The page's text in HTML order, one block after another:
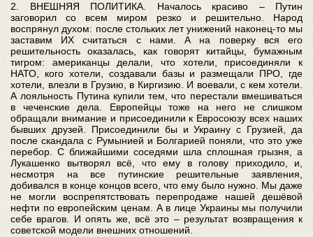
2. ВНЕШНЯЯ ПОЛИТИКА. Началось красиво – Путин
заговорил со всем миром резко и решительно. Народ
воспрянул духом: после стольких лет унижений наконец-то мы
заставим ИХ считаться с нами. А на поверку вся его
решительность оказалась, как говорят китайцы, бумажным
тигром: американцы делали, что хотели, присоединяли к
НАТО, кого хотели, создавали базы и размещали ПРО, где
хотели, влезли в Грузию, в Киргизию. И воевали, с кем хотели.
А лояльность Путина купили тем, что перестали вмешиваться
в чеченские дела. Европейцы тоже на него не слишком
обращали внимание и присоединили к Евросоюзу всех наших
бывших друзей. Присоединили бы и Украину с Грузией, да
после скандала с Румынией и Болгарией поняли, что это уже
перебор. С ближайшими соседями шла сплошная грызня, а
Лукашенко вытворял всё, что ему в голову приходило, и,
несмотря на все путинские решительные заявления,
добивался в конце концов всего, что ему было нужно. Мы даже
не могли воспрепятствовать перепродаже нашей дешёвой
нефти по европейским ценам. А в лице Украины мы получили
себе врагов. И опять же, всё это – результат возвращения к
советской модели внешних отношений.